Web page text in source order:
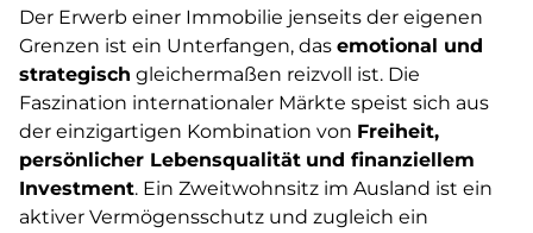
Der Erwerb einer Immobilie jenseits der eigenen
Grenzen ist ein Unterfangen, das emotional und
strategisch gleichermaßen reizvoll ist. Die
Faszination internationaler Märkte speist sich aus
der einzigartigen Kombination von Freiheit,
persönlicher Lebensqualität und finanziellem
Investment. Ein Zweitwohnsitz im Ausland ist ein
aktiver Vermögensschutz und zugleich ein